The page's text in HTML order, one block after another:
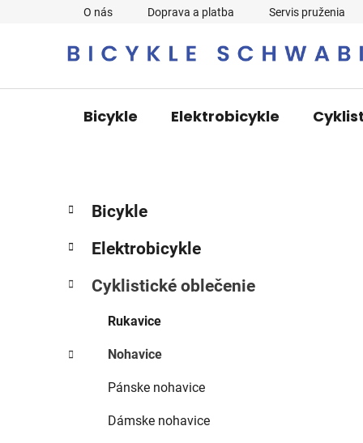
O nás Doprava a platba Servis pruženia
Bicykle Elektrobicykle
B
o
č
ý
n
kategórie
K
a
e
ó
Bicykle
Elektrobicykle
Cyklistické oblečenie
Rukavice
Nohavice
Pánske nohavice
Dámske nohavice